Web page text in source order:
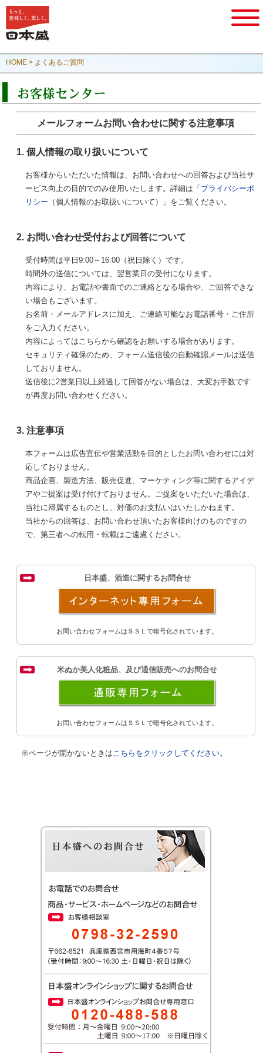
HOME > よくあるご質問
メールフォームお問い合わせに関する注意事項
1. 個人情報の取り扱いについて
お客様からいただいた情報は、お問い合わせへの回答および当社サ
ービス向上の目的でのみ使用いたします。詳細は「 プライバシーポ
リシー （個人情報のお取扱いについて）」をご覧ください。
2. お問い合わせ受付および回答について
受付時間は平日9:00～16:00（祝日除く）です。
時間外の送信については、翌営業日の受付になります。
内容により、お電話や書面でのご連絡となる場合や、ご回答できな
い場合もございます。
お名前・メールアドレスに加え、ご連絡可能なお電話番号・ご住所
をご入力ください。
内容によってはこちらから確認をお願いする場合があります。
セキュリティ確保のため、フォーム送信後の自動確認メールは送信
しておりません。
送信後に2営業日以上経過して回答がない場合は、大変お手数です
が再度お問い合わせください。
3. 注意事項
本フォームは広告宣伝や営業活動を目的としたお問い合わせには対
応しておりません。
商品企画、製造方法、販売促進、マーケティング等に関するアイデ
アやご提案は受け付けておりません。ご提案をいただいた場合は、
当社に帰属するものとし、対価のお支払いはいたしかねます。
当社からの回答は、お問い合わせ頂いたお客様向けのものですの
で、第三者への転用・転載はご遠慮ください。
日本盛、酒造に関するお問合せ
お問い合わせフォームは ＳＳＬで暗号化されています。
米ぬか美人化粧品、及び通信販売へのお問合せ
お問い合わせフォームは ＳＳＬで暗号化されています。
※ページが開かないときはこちらをクリックしてください。